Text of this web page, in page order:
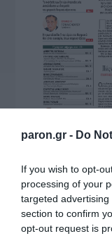
paron.gr - Do
If you wish to opt-
processing of your
targeted
section to confirm
opt-out request is